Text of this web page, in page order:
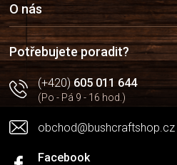
a
t
í
O nás
Potřebujete poradit?
(+420)605 011 644
(Po - Pá 9 - 16 hod.)
obchod@bushcraftshop.cz
Facebook